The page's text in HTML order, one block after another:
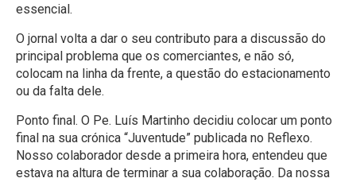
essencial.
O jornal volta a dar o seu contributo para a discussão do
principal problema que os comerciantes, e não só,
colocam na linha da frente, a questão do estacionamento
ou da falta dele.
Ponto final. O Pe. Luís Martinho decidiu colocar um ponto
final na sua crónica “Juventude” publicada no Reflexo.
Nosso colaborador desde a primeira hora, entendeu que
estava na altura de terminar a sua colaboração. Da nossa